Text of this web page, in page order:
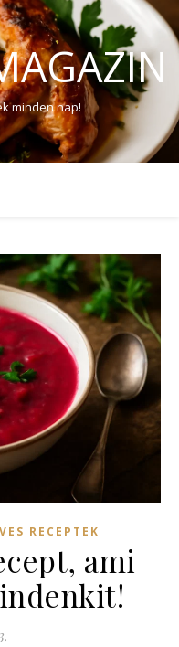
minden nap!
RECEPTEK
ami